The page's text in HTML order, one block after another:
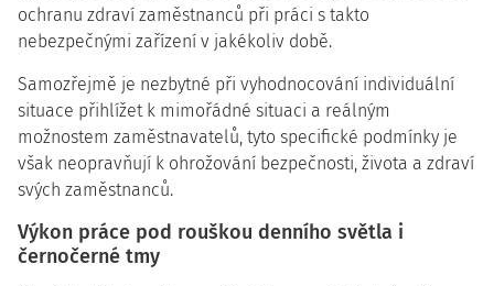
ochranu zdraví zaměstnanců při práci s takto
nebezpečnými zařízení v jakékoliv době.
Samozřejmě je nezbytné při vyhodnocování individuální
situace přihlížet k mimořádné situaci a reálným
možnostem zaměstnavatelů, tyto specifické podmínky je
však neopravňují k ohrožování bezpečnosti, života a zdraví
svých zaměstnanců.
Výkon práce pod rouškou denního světla i
černočerné tmy